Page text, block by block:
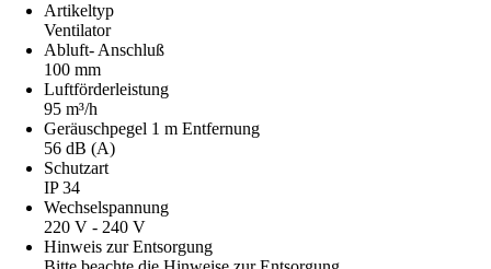
Artikeltyp
Ventilator
Abluft- Anschluß
100 mm
Luftförderleistung
95 m³/h
Geräuschpegel 1 m Entfernung
56 dB (A)
Schutzart
IP 34
Wechselspannung
220 V - 240 V
Hinweis zur Entsorgung